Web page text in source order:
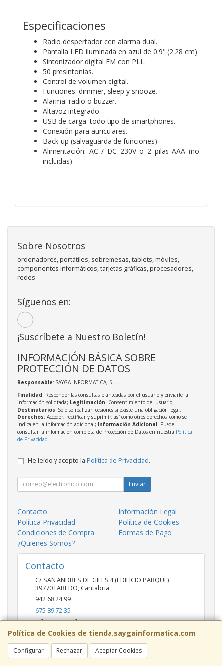
Especificaciones
Radio despertador con alarma dual.
Pantalla LED iluminada en azul de 0.9" (2.28 cm)
Sintonizador digital FM con PLL.
50 presintonías.
Control de volumen digital.
Funciones: dimmer, sleep y snooze.
Alarma: radio o buzzer.
Altavoz integrado.
USB de carga: todo tipo de smartphones.
Conexión para auriculares.
Back-up (salvaguarda de funciones)
Alimentación: AC / DC 230V o 2 pilas AAA (no
incluidas)
Política de Cookies de tienda.saygainformatica.com
Configurar Rechazar Aceptar Cookies
Sobre Nosotros
ordenadores, portátiles, sobremesas, tablets, móviles,
componentes informáticos, tarjetas gráficas, procesadores,
redes
Síguenos en:
¡Suscríbete a Nuestro Boletín!
INFORMACIÓN BÁSICA SOBRE
PROTECCIÓN DE DATOS
Responsable: SAYGA INFORMATICA, S.L.
Finalidad: Responder las consultas planteadas por el usuario y enviarle la
información solicitada; Legitimación: Consentimiento del usuario;
Destinatarios: Solo se realizan cesiones si existe una obligación legal;
Derechos: Acceder, rectificar y suprimir, así como otros derechos, como se
indica en la información adicional; Información Adicional: Puede
consultar la información completa de Protección de Datos en nuestra Política
de Privacidad
He leído y acepto la Política de Privacidad.
Enviar
Contacto
Información Legal
Política Privacidad
Política de Cookies
Condiciones de Compra
Formas de Pago
¿Quienes Somos?
Contacto
C/ SAN ANDRES DE GILES 4 (EDIFICIO PARQUE)
39770LAREDO, Cantabria
942 68 24 99
675 89 72 35
info@saygainformatica.com
Horario